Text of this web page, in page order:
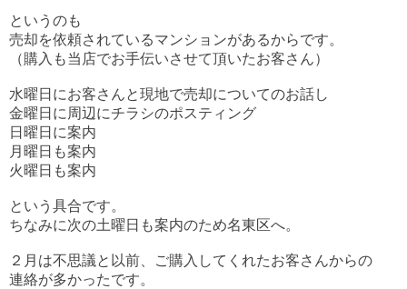
というのも
売却を依頼されているマンションがあるからです。
（購入も当店でお手伝いさせて頂いたお客さん）
水曜日にお客さんと現地で売却についてのお話し
金曜日に周辺にチラシのポスティング
日曜日に案内
月曜日も案内
火曜日も案内
という具合です。
ちなみに次の土曜日も案内のため名東区へ。
２月は不思議と以前、ご購入してくれたお客さんからの
連絡が多かったです。